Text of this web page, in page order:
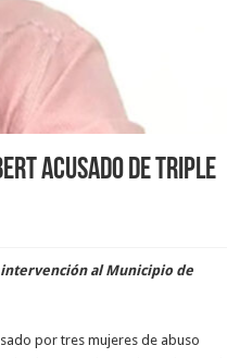
acusado de triple
al Municipio de
por tres mujeres de abuso